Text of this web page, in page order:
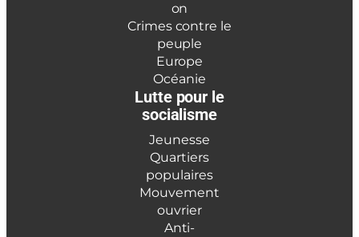
on
Crimes contre le
peuple
Europe
Océanie
Lutte pour le
socialisme
Jeunesse
Quartiers
populaires
Mouvement
ouvrier
Anti-